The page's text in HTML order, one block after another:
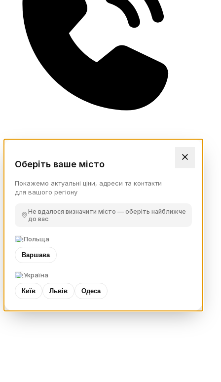
Оберіть ваше місто
Покажемо актуальні ціни, адреси та контакти
для вашого регіону
Не вдалося визначити місто — оберіть найближче
до вас
Польща
Варшава
Україна
Київ Львів Одеса